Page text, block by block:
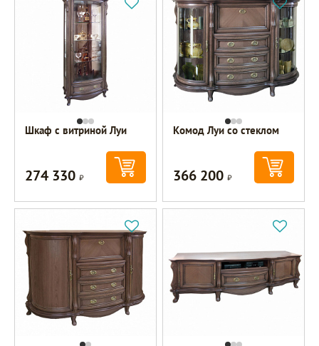
Шкаф с витриной Луи
274 330Р
Комод Луи со стеклом
366 200Р